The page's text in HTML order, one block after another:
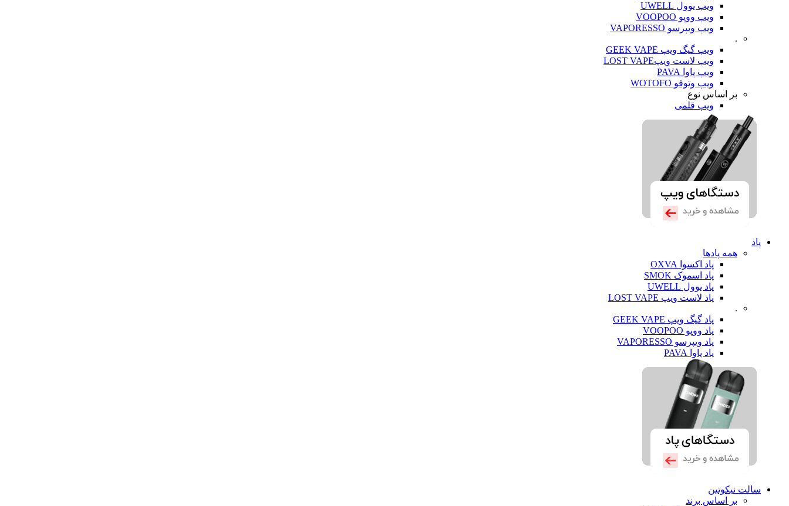
ویپ یوول UWELL
ویپ ووپو VOOPOO
ویپ ویپرسو VAPORESSO
.
ویپ گیگ ویپ GEEK VAPE
ویپ لاست ویپLOST VAPE
ویپ پاوا PAVA
ویپ وتوفو WOTOFO
بر اساس نوع
ویپ قلمی
پاد
همه پادها
پاد اکسوا OXVA
پاد اسموک SMOK
پاد یوول UWELL
پاد لاست ویپ LOST VAPE
.
پاد گیگ ویپ GEEK VAPE
پاد ووپو VOOPOO
پاد ویپرسو VAPORESSO
پاد پاوا PAVA
سالت نیکوتین
بر اساس برند